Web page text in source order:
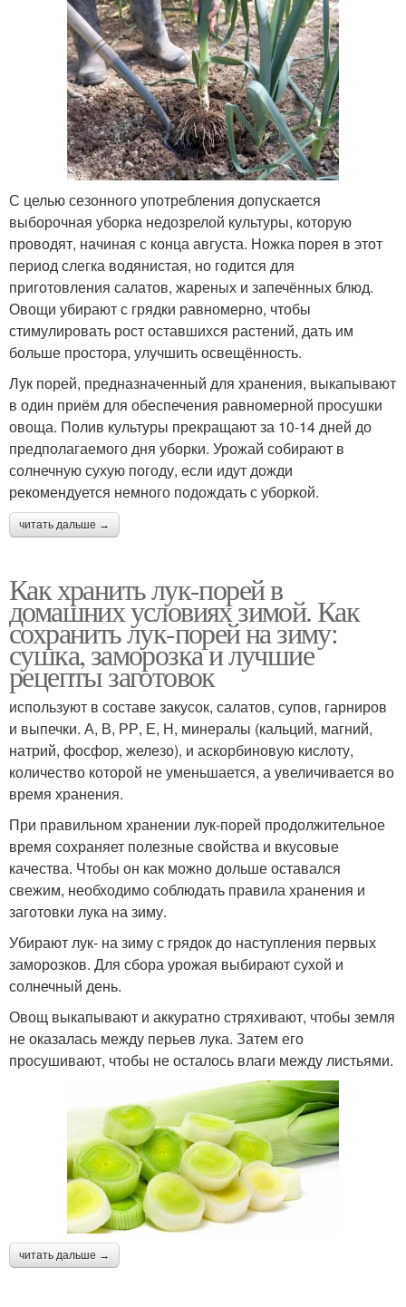
С целью сезонного употребления допускается
выборочная уборка недозрелой культуры, которую
проводят, начиная с конца августа. Ножка порея в этот
период слегка водянистая, но годится для
приготовления салатов, жареных и запечённых блюд.
Овощи убирают с грядки равномерно, чтобы
стимулировать рост оставшихся растений, дать им
больше простора, улучшить освещённость.
Лук порей, предназначенный для хранения, выкапывают
в один приём для обеспечения равномерной просушки
овоща. Полив культуры прекращают за 10-14 дней до
предполагаемого дня уборки. Урожай собирают в
солнечную сухую погоду, если идут дожди
рекомендуется немного подождать с уборкой.
читать дальше →
Как хранить лук-порей в
домашних условиях зимой. Как
сохранить лук-порей на зиму:
сушка, заморозка и лучшие
рецепты заготовок
используют в составе закусок, салатов, супов, гарниров
и выпечки. А, В, РР, Е, Н, минералы (кальций, магний,
натрий, фосфор, железо), и аскорбиновую кислоту,
количество которой не уменьшается, а увеличивается во
время хранения.
При правильном хранении лук-порей продолжительное
время сохраняет полезные свойства и вкусовые
качества. Чтобы он как можно дольше оставался
свежим, необходимо соблюдать правила хранения и
заготовки лука на зиму.
Убирают лук- на зиму с грядок до наступления первых
заморозков. Для сбора урожая выбирают сухой и
солнечный день.
Овощ выкапывают и аккуратно стряхивают, чтобы земля
не оказалась между перьев лука. Затем его
просушивают, чтобы не осталось влаги между листьями.
читать дальше →